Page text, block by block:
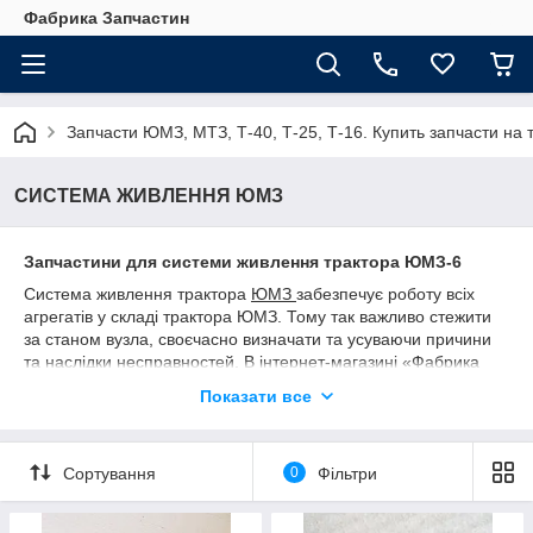
Фабрика Запчастин
Запчасти ЮМЗ, МТЗ, Т-40, Т-25, Т-16. Купить запчасти
СИСТЕМА ЖИВЛЕННЯ ЮМЗ
Запчастини для системи живлення трактора ЮМЗ-6
Система живлення трактора ЮМЗ забезпечує роботу всіх
агрегатів у складі трактора ЮМЗ. Тому так важливо стежити
за станом вузла, своєчасно визначати та усуваючи причини
та наслідки несправностей. В інтернет-магазині «Фабрика
живлення деталі, які допоможуть оперативно відновити
Пристрій і призначення системи
живлення
Показати все
Сортування 0 Фільтри